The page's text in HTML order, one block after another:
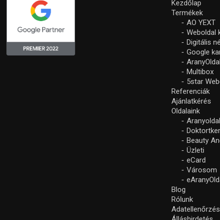
Kezdőlap
Termékek
AO YEXT
Weboldal
Digitális
Google
Multibox
5star
Referenciák
Ajánlatkérés
Oldalaink
Beauty
Üzleti
eCard
Városom
Blog
Rólunk
Adatellenőrzés